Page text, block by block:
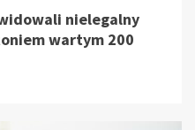
nielegalny
wartym 200